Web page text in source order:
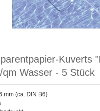
Kuverts
qm Wasser - 5 Stück
mm (ca. DIN B6)